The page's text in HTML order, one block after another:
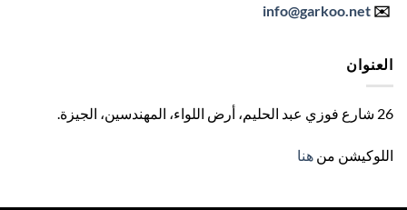
✉️
info@garkoo.net
العنوان
26 شارع فوزي عبد الحليم، أرض اللواء، المهندسين، الجيزة .
اللوكيشن من هنا